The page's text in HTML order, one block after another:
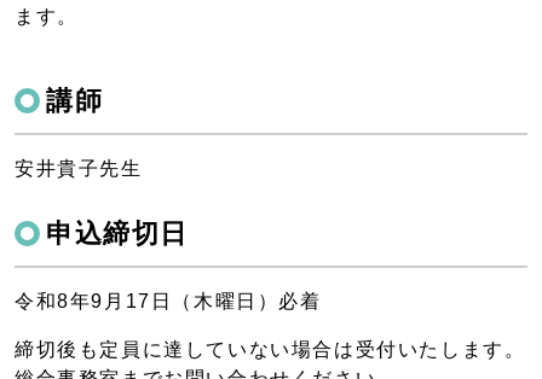
ます。
講師
安井貴子先生
申込締切日
令和8年9月17日（木曜日）必着
締切後も定員に達していない場合は受付いたします。